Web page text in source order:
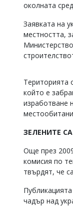
Коментарите
статиите
въвеждат
читателите
редакцията
отговорност
обиден
сигнализирайте
околната
Заявката на
местността,
Територията
който е
изработване
ЗЕЛЕНИТЕ
Още през
комисия по
твърдят, че
чадър над